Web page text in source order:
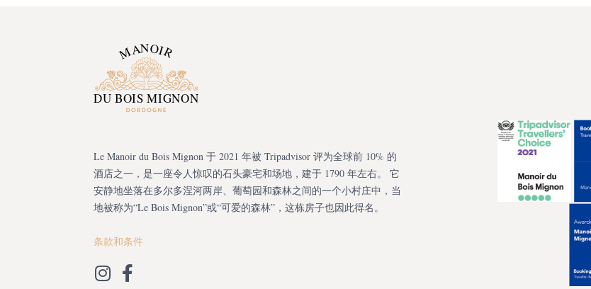
Le Manoir du Bois Mignon 于 2021 年被 Tripadvisor 评为全球前 10% 的
酒店之一，是一座令人惊叹的石头豪宅和场地，建于 1790 年左右。 它
安静地坐落在多尔多涅河两岸、葡萄园和森林之间的一个小村庄中，当
地被称为“Le Bois Mignon”或“可爱的森林”，这栋房子也因此得名。
条款和条件